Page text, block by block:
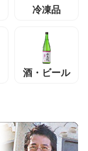
冷凍品
酒・ビール